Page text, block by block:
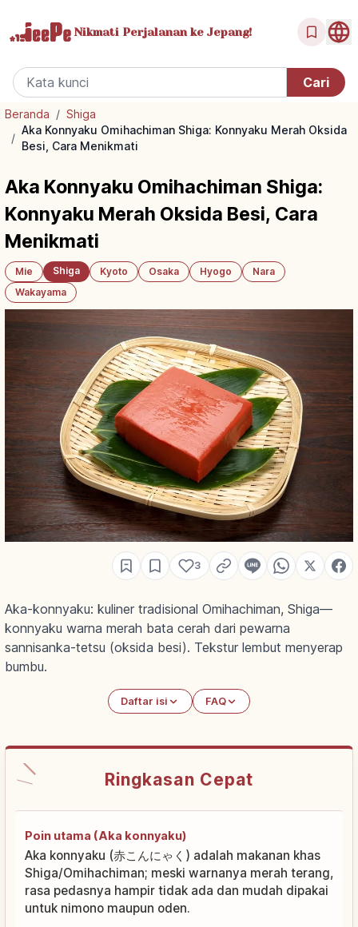
Nikmati Perjalanan ke Jepang!
Beranda / Shiga
/
Aka Konnyaku Omihachiman Shiga: Konnyaku Merah Oksida
Besi, Cara Menikmati
Aka Konnyaku Omihachiman Shiga:
Konnyaku Merah Oksida Besi, Cara
Menikmati
Mie Shiga Kyoto Osaka Hyogo
Nara
Wakayama
3
Aka-konnyaku: kuliner tradisional Omihachiman, Shiga—
konnyaku warna merah bata cerah dari pewarna
sannisanka-tetsu (oksida besi). Tekstur lembut menyerap
bumbu.
Daftar isi FAQ
Ringkasan Cepat
Poin utama (Aka konnyaku)
Aka konnyaku (赤こんにゃく) adalah makanan khas
Shiga/Omihachiman; meski warnanya merah terang,
rasa pedasnya hampir tidak ada dan mudah dipakai
untuk nimono maupun oden.